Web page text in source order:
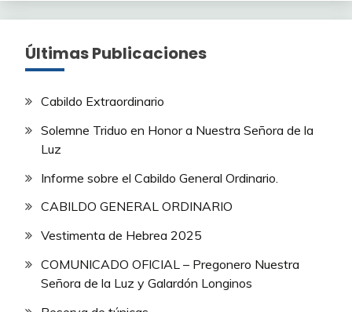
Últimas Publicaciones
Cabildo Extraordinario
Solemne Triduo en Honor a Nuestra Señora de la
Luz
Informe sobre el Cabildo General Ordinario.
CABILDO GENERAL ORDINARIO
Vestimenta de Hebrea 2025
COMUNICADO OFICIAL – Pregonero Nuestra
Señora de la Luz y Galardón Longinos